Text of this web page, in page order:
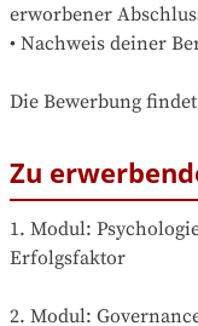
erworbener
• Nachweis deiner
Die Bewerbung
Zu
1. Modul:
Erfolgsfaktor
2. Modul: